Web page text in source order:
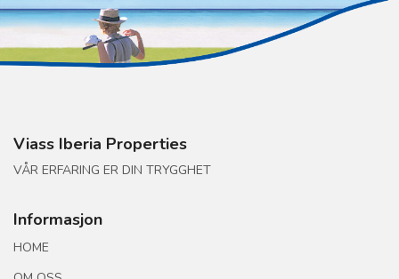
Viass Iberia Properties
VÅR ERFARING ER DIN TRYGGHET
Informasjon
HOME